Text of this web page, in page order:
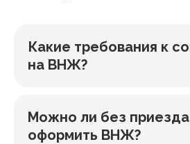
Какие требования к
на ВНЖ?
Можно ли без приезда
оформить ВНЖ?